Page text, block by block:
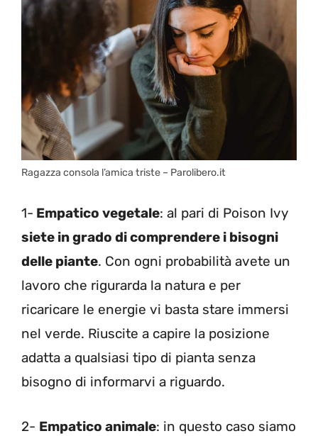
Ragazza consola l’amica triste – Parolibero.it
1- Empatico vegetale: al pari di Poison Ivy
siete in grado di comprendere i bisogni
delle piante. Con ogni probabilità avete un
lavoro che rigurarda la natura e per
ricaricare le energie vi basta stare immersi
nel verde. Riuscite a capire la posizione
adatta a qualsiasi tipo di pianta senza
bisogno di informarvi a riguardo.
2- Empatico animale: in questo caso siamo